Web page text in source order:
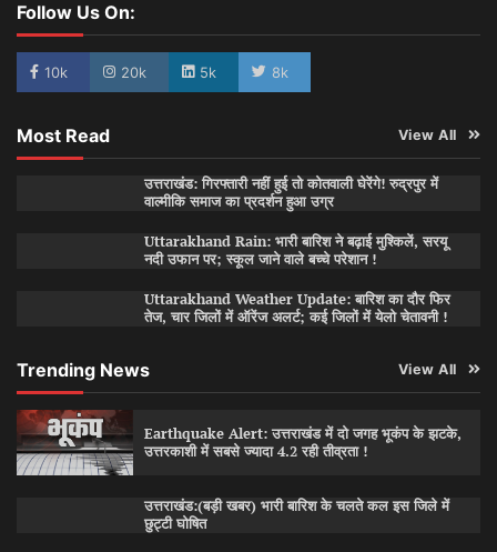
Follow Us On:
10k 20k 5k 8k
Most Read View All
उत्तराखंड: गिरफ्तारी नहीं हुई तो कोतवाली घेरेंगे! रुद्रपुर में
वाल्मीकि समाज का प्रदर्शन हुआ उग्र
Uttarakhand Rain: भारी बारिश ने बढ़ाई मुश्किलें, सरयू
नदी उफान पर; स्कूल जाने वाले बच्चे परेशान !
Uttarakhand Weather Update: बारिश का दौर फिर
तेज, चार जिलों में ऑरेंज अलर्ट; कई जिलों में येलो चेतावनी !
Trending News View All
Earthquake Alert: उत्तराखंड में दो जगह भूकंप के झटके,
उत्तरकाशी में सबसे ज्यादा 4.2 रही तीव्रता !
उत्तराखंड:(बड़ी खबर) भारी बारिश के चलते कल इस जिले में
छुट्टी घोषित